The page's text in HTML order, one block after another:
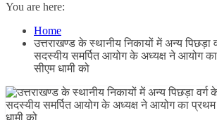
You are here:
Home
उत्तराखण्ड के स्थानीय निकायों में अन्य
सदस्यीय समर्पित आयोग के अध्यक्ष ने आयोग
सीएम धामी को